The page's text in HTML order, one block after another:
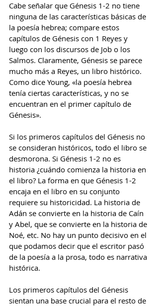
Cabe señalar que Génesis 1-2 no tiene
ninguna de las características básicas de
la poesía hebrea; compare estos
capítulos de Génesis con 1 Reyes y
luego con los discursos de Job o los
Salmos. Claramente, Génesis se parece
mucho más a Reyes, un libro histórico.
Como dice Young, «la poesía hebrea
tenía ciertas características, y no se
encuentran en el primer capítulo de
Génesis».
Si los primeros capítulos del Génesis no
se consideran históricos, todo el libro se
desmorona. Si Génesis 1-2 no es
historia ¿cuándo comienza la historia en
el libro? La forma en que Génesis 1-2
encaja en el libro en su conjunto
requiere su historicidad. La historia de
Adán se convierte en la historia de Caín
y Abel, que se convierte en la historia de
Noé, etc. No hay un punto decisivo en el
que podamos decir que el escritor pasó
de la poesía a la prosa, todo es narrativa
histórica.
Los primeros capítulos del Génesis
sientan una base crucial para el resto de